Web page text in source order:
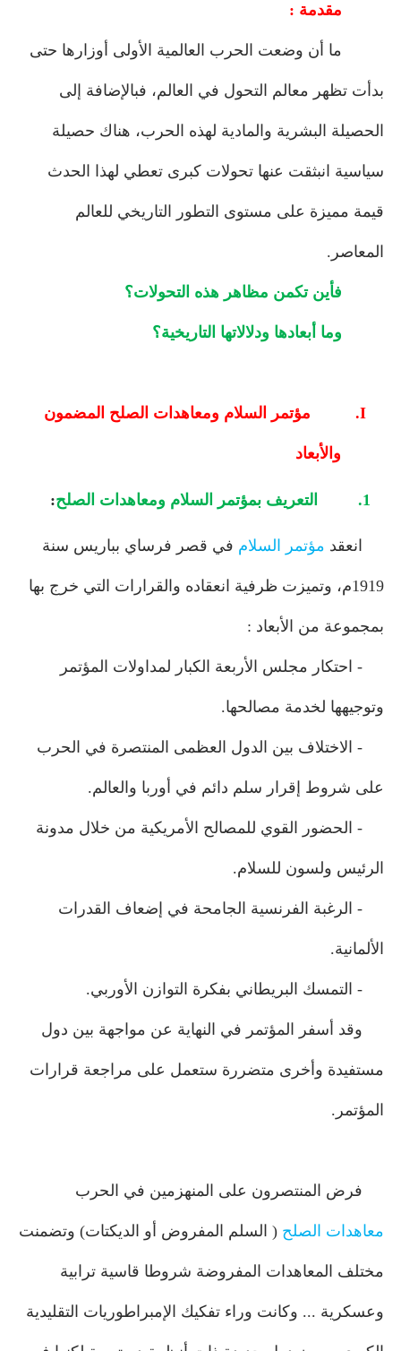
مقدمة :
ما أن وضعت الحرب العالمية الأولى أوزارها حتى
بدأت تظهر معالم التحول في العالم، فبالإضافة إلى
الحصيلة البشرية والمادية لهذه الحرب، هناك حصيلة
سياسية انبثقت عنها تحولات كبرى تعطي لهذا الحدث
قيمة مميزة على مستوى التطور التاريخي للعالم
المعاصر .
فأين تكمن مظاهر هذه التحولات؟
وما أبعادها ودلالاتها التاريخية؟
I. مؤتمر السلام ومعاهدات الصلح المضمون
والأبعاد
1. التعريف بمؤتمر السلام ومعاهدات الصلح:
انعقد مؤتمر السلام في قصر فرساي بباريس سنة
1919م، وتميزت ظرفية انعقاده والقرارات التي خرج بها
بمجموعة من الأبعاد :
- احتكار مجلس الأربعة الكبار لمداولات المؤتمر
وتوجيهها لخدمة مصالحها.
- الاختلاف بين الدول العظمى المنتصرة في الحرب
على شروط إقرار سلم دائم في أوربا والعالم.
- الحضور القوي للمصالح الأمريكية من خلال مدونة
الرئيس ولسون للسلام.
- الرغبة الفرنسية الجامحة في إضعاف القدرات
الألمانية.
- التمسك البريطاني بفكرة التوازن الأوربي.
وقد أسفر المؤتمر في النهاية عن مواجهة بين دول
مستفيدة وأخرى متضررة ستعمل على مراجعة قرارات
المؤتمر.
فرض المنتصرون على المنهزمين في الحرب
معاهدات الصلح ( السلم المفروض أو الديكتات) وتضمنت
مختلف المعاهدات المفروضة شروطا قاسية ترابية
وعسكرية ... وكانت وراء تفكيك الإمبراطوريات التقليدية